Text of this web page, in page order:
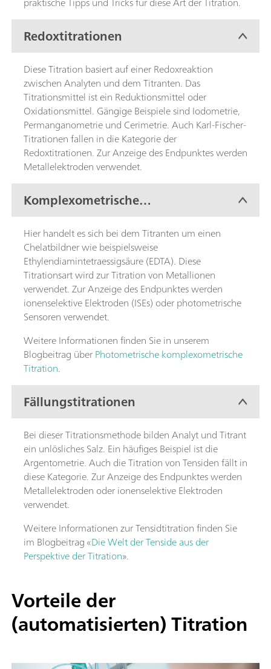
Redoxtitrationen
Diese Titration basiert auf einer Redoxreaktion
zwischen Analyten und dem Titranten. Das
Titrationsmittel ist ein Reduktionsmittel oder
Oxidationsmittel. Gängige Beispiele sind Iodometrie,
Permanganometrie und Cerimetrie. Auch Karl-Fischer-
Titrationen fallen in die Kategorie der
Redoxtitrationen. Zur Anzeige des Endpunktes werden
Metallelektroden verwendet.
Komplexometrische
Titrationen
Hier handelt es sich bei dem Titranten um einen
Chelatbildner wie beispielsweise
Ethylendiamintetraessigsäure (EDTA). Diese
Titrationsart wird zur Titration von Metallionen
verwendet. Zur Anzeige des Endpunktes werden
ionenselektive Elektroden (ISEs) oder photometrische
Sensoren verwendet.
Weitere Informationen finden Sie in unserem
Blogbeitrag überPhotometrische komplexometrische
Titration.
Fällungstitrationen
Bei dieser Titrationsmethode bilden Analyt und Titrant
ein unlösliches Salz. Ein häufiges Beispiel ist die
Argentometrie. Auch die Titration von Tensiden fällt in
diese Kategorie. Zur Anzeige des Endpunktes werden
Metallelektroden oder ionenselektive Elektroden
verwendet.
Weitere Informationen zur Tensidtitration finden Sie
im Blogbeitrag «Die Welt der Tenside aus der
Perspektive der Titration».
Vorteile der
(automatisierten) Titration